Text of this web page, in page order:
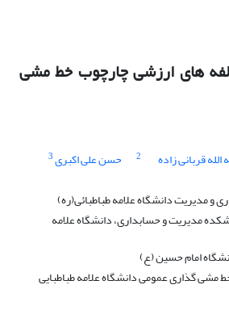
های ارزشی چارچوب خط مشی
قربانی زاده 2 حسن علی اکبری3
و مدیریت دانشگاه علامه طباطبائی(ره)
مدیریت و حسابداری، دانشگاه علامه
امام حسین (ع)
گذاری عمومی دانشگاه علامه طباطبایی